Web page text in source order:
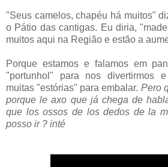
"Seus camelos, chapéu há muitos"
o Pátio das cantigas. Eu diria,
muitos aqui na Região e estão a
Porque estamos e falamos em
"portunhol" para nos divertirmos
muitas "estórias" para embalar. Pero
porque le axo que já chega de
que los ossos de los dedos de la
posso ir ? inté